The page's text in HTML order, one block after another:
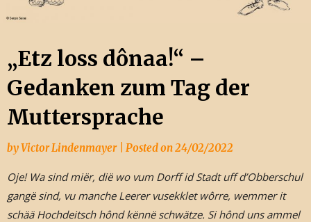
„Etz loss dônaa!“ –
Gedanken zum Tag der
Muttersprache
byVictor Lindenmayer Posted on24/02/2022
Oje! Wa sind miër, dië wo vum Dorff id Stadt uff d’Obberschul
gangë sind, vu manche Leerer vusekklet wôrre, wemmer it
schää Hochdeitsch hônd kënnë schwätze. Si hônd uns ammel